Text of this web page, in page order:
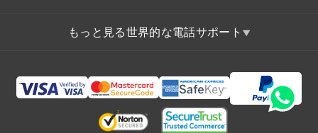
もっと見る世界的な電話サポート